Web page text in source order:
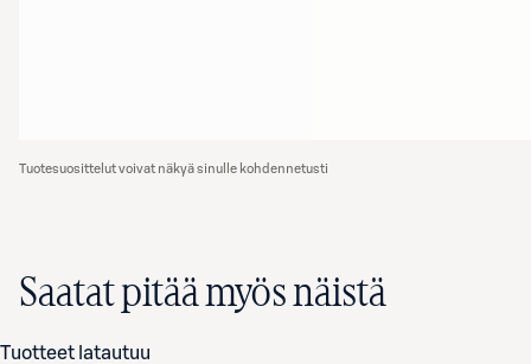
Tuotesuosittelut voivat näkyä sinulle kohdennetusti
Saatat pitää myös näistä
Tuotteet latautuu